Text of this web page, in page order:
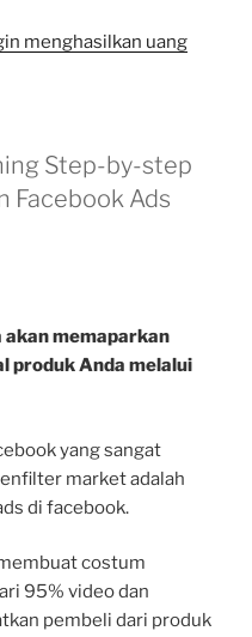
menghasilkan uang
Step-by-step
Facebook Ads
akan memaparkan
produk Anda melalui
yang sangat
market adalah
di facebook.
costum
95% video dan
pembeli dari produk